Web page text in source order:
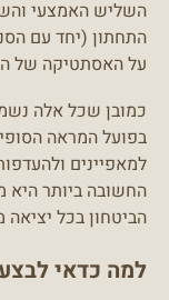
השליש האמצעי
התחתון (יחד עם
על האסתטיקה של
כמובן שכל אלה
בפועל המראה
למאפיינים
החשובה ביותר היא
הביטחון בכל יציאה
למה כדאי